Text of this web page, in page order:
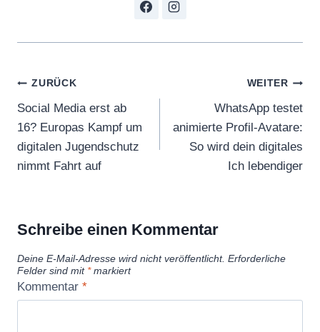
Beitragsnavigation
ZURÜCK
Social Media erst ab
16? Europas Kampf um
digitalen Jugendschutz
nimmt Fahrt auf
WEITER
WhatsApp testet
animierte Profil-Avatare:
So wird dein digitales
Ich lebendiger
Schreibe einen Kommentar
Deine E-Mail-Adresse wird nicht veröffentlicht. Erforderliche
Felder sind mit *markiert
Kommentar *